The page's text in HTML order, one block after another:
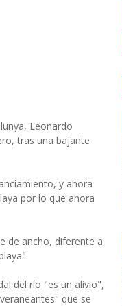
Leonardo
tras una bajante
y ahora
por lo que ahora
de ancho, diferente a
del río "es un alivio",
que se